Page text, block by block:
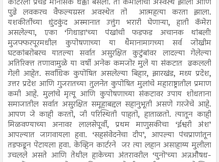
पुढे लवकरच वैफल्यग्रस्त अवस्थेत तो आत्महत्या करता झाला.
यशकीर्तीच्या धुंदकुंद अस्मानात उत्तुंग भरारी घेणाऱ्या, हाती कॅमेरा
असलेल्या, एका ‘गिधाडा’च्या पंखांची फडफड अचानक थांबली!
मुजफ्फरपूरमधील कुपोषणाच्या या थैमानामागच्या सर्व जोखीम
घटकांबरोबरच यातल्या सर्वात असुरक्षित कुटुंबांवर लादल्या गेलेल्या
अतिरिक्त तणावामुळे या वर्षी अनेक कमजोर मुले या संकटात ढकलली
गेली आहेत. सर्वाधिक कुपोषित असलेल्या बिहार, झारखंड, मध्य प्रदेश,
उत्तर प्रदेश आणि गुजरातच्या तुलनेत कुपोषित मुलांचे महाराष्ट्रातील प्रमाण
कमी आहे. मुलांचे मृत्यू आणि कुपोषणाच्या संकटावर उपाय शोधताना
समाजातील सर्वात असुरक्षित समूहाबद्दल सहानुभूती असणे गरजेचे आहे.
आपण जे काही करतो, जी परिस्थिती पाहतो, हाताळतो. त्यातून काही
मिळवण्याच्या अनावर लालसेपूर्वी, प्रथम माणुसकीचा ‘ईश्वरी अंश’
आपल्यात जागवायला हवा. ‘सहसंवेदनेचा दीप’, आपल्या पंचप्राणांतून
तडफडून पेटायला हवा. केव्हिन कार्टरने जर त्या लहान असाहाय्य मुलीला
उचलले असते आणि तेथील हाकेच्या अंतरावरील ‘युनो’च्या अन्नऔषध-